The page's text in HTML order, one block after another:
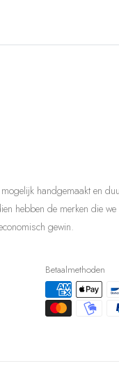
handgemaakt en
hebben de merken die
gewin.
Betaalmethoden